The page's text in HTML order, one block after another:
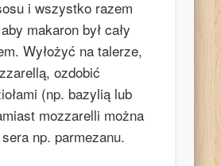
i wszystko razem
makaron był cały
Wyłożyć na talerze,
ozdobić
(np. bazylią lub
mozzarelli można
np. parmezanu.